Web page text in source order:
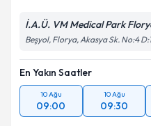
Kişisel verilerimin
Metni'ni okudum
kapsamda
Takvim
İ.A.Ü. VM Medical Park
Beşyol, Florya, Akasya Sk. No:4 D:1
En Yakın Saatler
10 Ağu
09:00
10 Ağu
09:30